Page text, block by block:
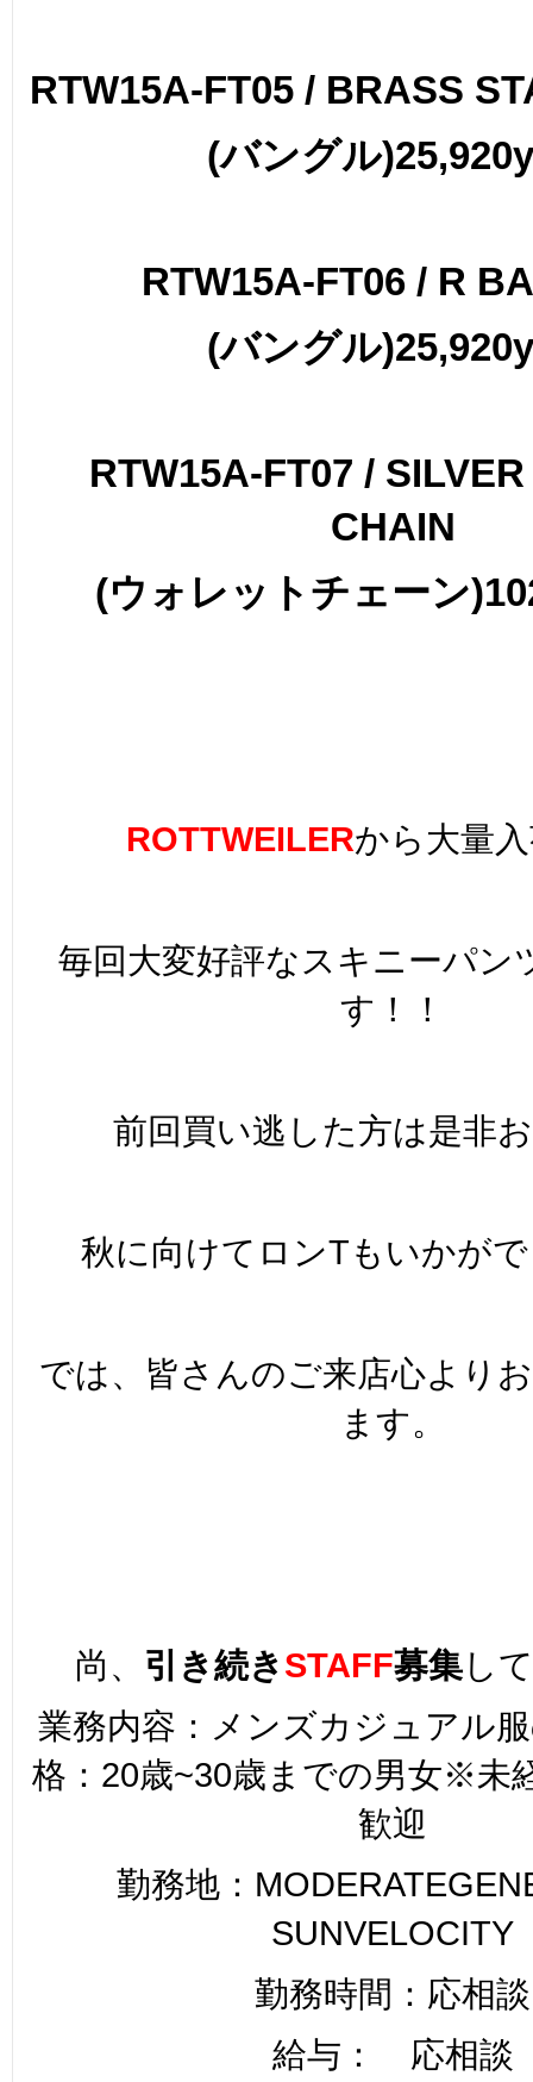
RTW15A-FT05 / BRASS
(バングル
RTW15A-FT06 / R
(バングル
RTW15A-FT07 /
CHAIN
(ウォレットチェーン
ROTTWEILERから大量
毎回大変好評なスキニーパン
す！！
前回買い逃した方は是非
秋に向けてロンTもいかが
では、皆さんのご来店心より
ます。
尚、 引き続きSTAFF募集し
業務内容：メンズカジュアル
格：20歳~30歳までの男女※未
歓迎
勤務地：
SUNVELOCITY
勤務時間：応相談
給与： 応相談